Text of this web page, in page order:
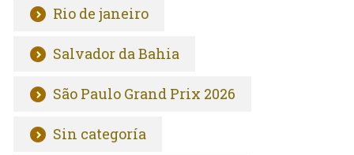
Rio de janeiro
Salvador da Bahia
São Paulo Grand Prix 2026
Sin categoría